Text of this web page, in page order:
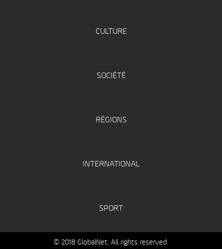
CULTURE
SOCIÉTÉ
RÉGIONS
INTERNATIONAL
SPORT
© 2018 GlobalNet. All rights reserved.